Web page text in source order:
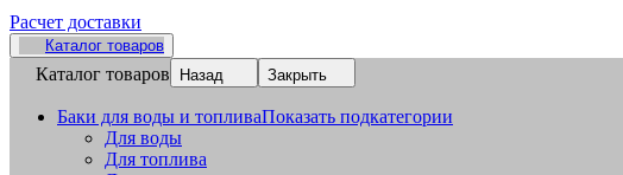
Расчет доставки
Каталог товаров
Каталог товаров Назад Закрыть
Баки для воды и топливаПоказать подкатегории
Для воды
Для топлива